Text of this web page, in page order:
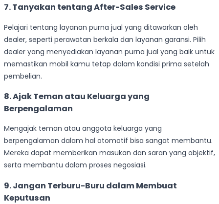
7. Tanyakan tentang After-Sales Service
Pelajari tentang layanan purna jual yang ditawarkan oleh
dealer, seperti perawatan berkala dan layanan garansi. Pilih
dealer yang menyediakan layanan purna jual yang baik untuk
memastikan mobil kamu tetap dalam kondisi prima setelah
pembelian.
8. Ajak Teman atau Keluarga yang
Berpengalaman
Mengajak teman atau anggota keluarga yang
berpengalaman dalam hal otomotif bisa sangat membantu.
Mereka dapat memberikan masukan dan saran yang objektif,
serta membantu dalam proses negosiasi.
9. Jangan Terburu-Buru dalam Membuat
Keputusan